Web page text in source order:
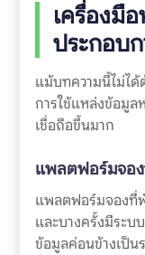
เครื่องมื
ประกอบก
แม้บทความนี้ไม่ไ
การใช้แหล่งข้อมูล
เชื่อถือขึ้นมาก
แพลตฟอร์มจอ
แพลตฟอร์มจองที่
และบางครั้งมีระบ
ข้อมูลค่อนข้างเป็